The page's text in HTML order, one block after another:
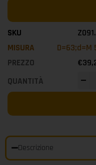
D=63;d=M
€
Descrizione